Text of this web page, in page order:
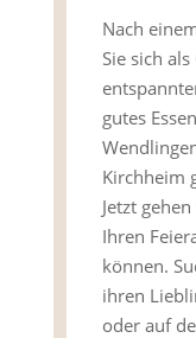
Nach
Sie sich
gutes
Kirchheim
Jetzt
Ihren
können.
ihren
oder auf